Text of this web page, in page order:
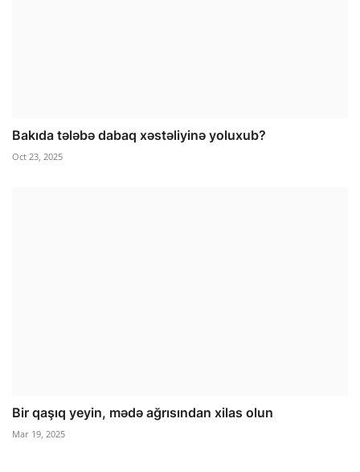
Bakıda tələbə dabaq xəstəliyinə yoluxub?
Oct 23, 2025
Bir qaşıq yeyin, mədə ağrısından xilas olun
Mar 19, 2025